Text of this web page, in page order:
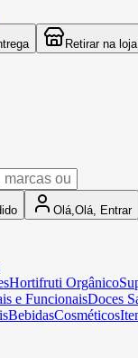
Retirar na loja
Olá, Olá, Entrar
Hortifruti Orgânico
e FuncionaisDoces
BebidasCosméticos